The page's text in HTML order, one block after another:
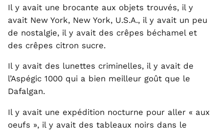
Il y avait une brocante aux objets trouvés, il y
avait New York, New York, U.S.A., il y avait un peu
de nostalgie, il y avait des crêpes béchamel et
des crêpes citron sucre.
Il y avait des lunettes criminelles, il y avait de
l’Aspégic 1000 qui a bien meilleur goût que le
Dafalgan.
Il y avait une expédition nocturne pour aller « aux
oeufs », il y avait des tableaux noirs dans le